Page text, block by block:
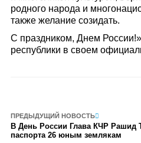
родного народа и
также желание созидать.
С праздником, Днем
республики в своем
ПРЕДЫДУЩИЙ НОВОСТЬ
В День России Глава КЧР Рашид
паспорта 26 юным землякам